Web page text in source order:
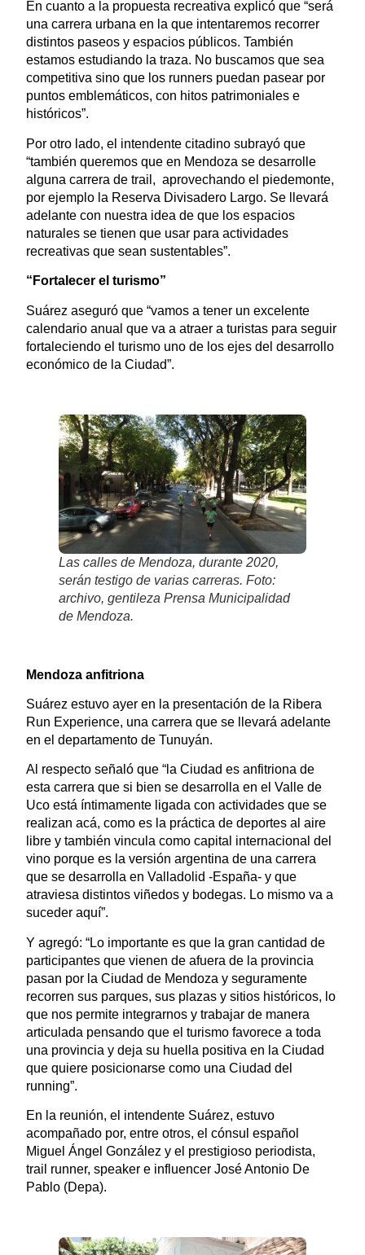
En cuanto a la propuesta recreativa explicó que “será
una carrera urbana en la que intentaremos recorrer
distintos paseos y espacios públicos. También
estamos estudiando la traza. No buscamos que sea
competitiva sino que los runners puedan pasear por
puntos emblemáticos, con hitos patrimoniales e
históricos”.
Por otro lado, el intendente citadino subrayó que
“también queremos que en Mendoza se desarrolle
alguna carrera de trail, aprovechando el piedemonte,
por ejemplo la Reserva Divisadero Largo. Se llevará
adelante con nuestra idea de que los espacios
naturales se tienen que usar para actividades
recreativas que sean sustentables”.
“Fortalecer el turismo”
Suárez aseguró que “vamos a tener un excelente
calendario anual que va a atraer a turistas para seguir
fortaleciendo el turismo uno de los ejes del desarrollo
económico de la Ciudad”.
Las calles de Mendoza, durante 2020,
serán testigo de varias carreras. Foto:
archivo, gentileza Prensa Municipalidad
de Mendoza.
Mendoza anfitriona
Suárez estuvo ayer en la presentación de la Ribera
Run Experience, una carrera que se llevará adelante
en el departamento de Tunuyán.
Al respecto señaló que “la Ciudad es anfitriona de
esta carrera que si bien se desarrolla en el Valle de
Uco está íntimamente ligada con actividades que se
realizan acá, como es la práctica de deportes al aire
libre y también vincula como capital internacional del
vino porque es la versión argentina de una carrera
que se desarrolla en Valladolid -España- y que
atraviesa distintos viñedos y bodegas. Lo mismo va a
suceder aquí”.
Y agregó: “Lo importante es que la gran cantidad de
participantes que vienen de afuera de la provincia
pasan por la Ciudad de Mendoza y seguramente
recorren sus parques, sus plazas y sitios históricos, lo
que nos permite integrarnos y trabajar de manera
articulada pensando que el turismo favorece a toda
una provincia y deja su huella positiva en la Ciudad
que quiere posicionarse como una Ciudad del
running”.
En la reunión, el intendente Suárez, estuvo
acompañado por, entre otros, el cónsul español
Miguel Ángel González y el prestigioso periodista,
trail runner, speaker e influencer José Antonio De
Pablo (Depa).